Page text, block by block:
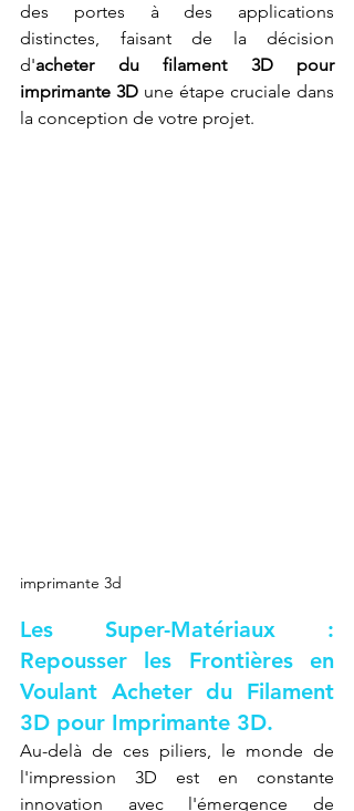
des portes à des applications
distinctes, faisant de la décision
d'acheter du filament 3D pour
imprimante 3D une étape cruciale dans
la conception de votre projet.
imprimante 3d
Les Super-Matériaux :
Repousser les Frontières en
Voulant Acheter du Filament
3D pour Imprimante 3D.
Au-delà de ces piliers, le monde de
l'impression 3D est en constante